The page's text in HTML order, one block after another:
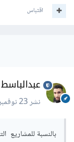
اقتباس
عبدالباسط
نشر23 نوفمبر 2024
بالنسبة للمشاريع